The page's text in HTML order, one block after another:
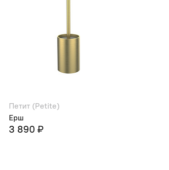
Петит (Petite)
Ерш
3 890 ₽